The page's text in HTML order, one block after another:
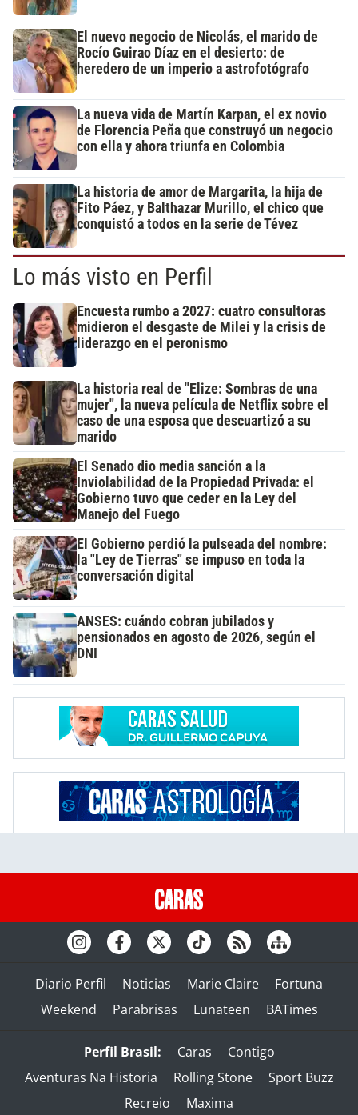
El nuevo negocio de Nicolás, el marido de
Rocío Guirao Díaz en el desierto: de
heredero de un imperio a astrofotógrafo
La nueva vida de Martín Karpan, el ex novio
de Florencia Peña que construyó un negocio
con ella y ahora triunfa en Colombia
La historia de amor de Margarita, la hija de
Fito Páez, y Balthazar Murillo, el chico que
conquistó a todos en la serie de Tévez
Lo más visto en Perfil
Encuesta rumbo a 2027: cuatro consultoras
midieron el desgaste de Milei y la crisis de
liderazgo en el peronismo
La historia real de "Elize: Sombras de una
mujer", la nueva película de Netflix sobre el
caso de una esposa que descuartizó a su
marido
El Senado dio media sanción a la
Inviolabilidad de la Propiedad Privada: el
Gobierno tuvo que ceder en la Ley del
Manejo del Fuego
El Gobierno perdió la pulseada del nombre:
la "Ley de Tierras" se impuso en toda la
conversación digital
ANSES: cuándo cobran jubilados y
pensionados en agosto de 2026, según el
DNI
Diario Perfil Noticias Marie Claire
Fortuna
Weekend
Parabrisas Lunateen BATimes
Perfil Brasil: Caras
Contigo
Aventuras Na Historia
Rolling Stone
Sport Buzz
Recreio
Maxima